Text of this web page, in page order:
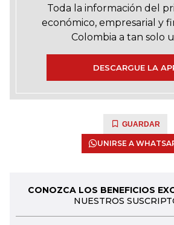
Toda la información del
económico, empresarial y
Colombia a tan solo
DESCARGUE LA
GUARDAR
UNIRSE A
CONOZCA LOS BENEFICIOS
NUESTROS